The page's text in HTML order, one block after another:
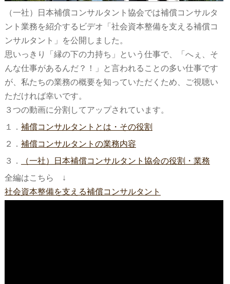
（一社）日本補償コンサルタント協会では補償コンサルタ
ント業務を紹介するビデオ「社会資本整備を支える補償コ
ンサルタント」を公開しました。
思いっきり「縁の下の力持ち」という仕事で、「へぇ、そ
んな仕事があるんだ？！」と言われることの多い仕事です
が、私たちの業務の概要を知っていただくため、ご視聴い
ただければ幸いです。
３つの動画に分割してアップされています。
１． 補償コンサルタントとは・その役割
２． 補償コンサルタントの業務内容
３．
（一社）日本補償コンサルタント協会の役割・業務
全編はこちら ↓
社会資本整備を支える補償コンサルタント